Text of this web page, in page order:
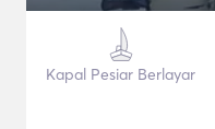
Kapal Pesiar Berlayar